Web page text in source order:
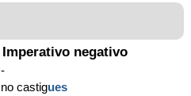
Imperativo negativo
-
no castigues